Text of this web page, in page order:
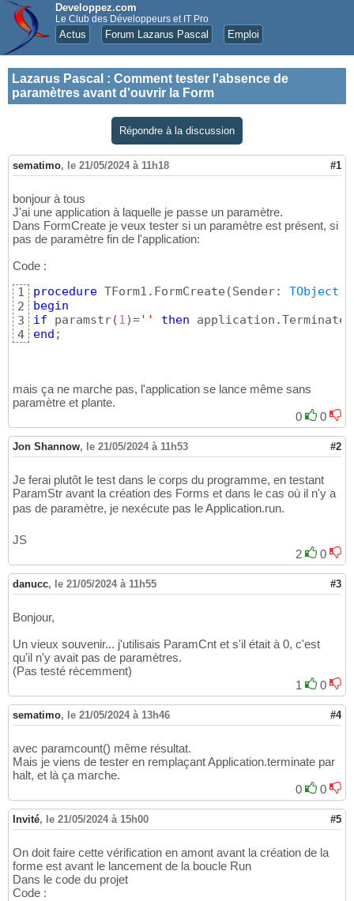
Developpez.com
Le Club des Développeurs et IT Pro
Actus Forum Lazarus Pascal Emploi
Lazarus Pascal : Comment tester l'absence de
paramètres avant d'ouvrir la Form
Répondre à la discussion
sematimo, le 21/05/2024 à 11h18 #1
bonjour à tous
J'ai une application à laquelle je passe un paramètre.
Dans FormCreate je veux tester si un paramètre est présent, si
pas de paramètre fin de l'application:
Code :
1
2
3
4
procedure TForm1.FormCreate (Sender: TObject)
begin
if paramstr(1)=''
then
end ;
mais ça ne marche pas, l'application se lance même sans
paramètre et plante.
0
0
Jon Shannow, le 21/05/2024 à 11h53 #2
Je ferai plutôt le test dans le corps du programme, en testant
ParamStr avant la création des Forms et dans le cas où il n'y a
pas de paramètre, je nexécute pas le Application.run.
JS
2
0
danucc, le 21/05/2024 à 11h55 #3
Bonjour,
Un vieux souvenir... j'utilisais ParamCnt et s'il était à 0, c'est
qu'il n'y avait pas de paramètres.
(Pas testé récemment)
1
0
sematimo, le 21/05/2024 à 13h46 #4
avec paramcount() même résultat.
Mais je viens de tester en remplaçant Application.terminate par
halt, et là ça marche.
0
0
Invité, le 21/05/2024 à 15h00 #5
On doit faire cette vérification en amont avant la création de la
forme est avant le lancement de la boucle Run
Dans le code du projet
Code :